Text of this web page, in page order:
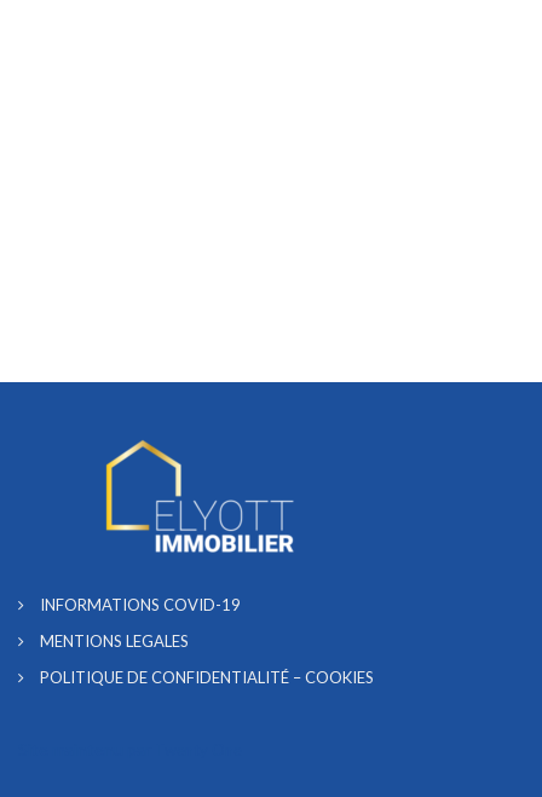
INFORMATIONS COVID-19
MENTIONS LEGALES
POLITIQUE DE CONFIDENTIALITÉ – COOKIES